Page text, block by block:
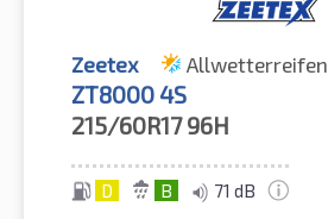
Zeetex Allwetterreifen
ZT8000 4S
215/60R17 96H
D B 71 dB